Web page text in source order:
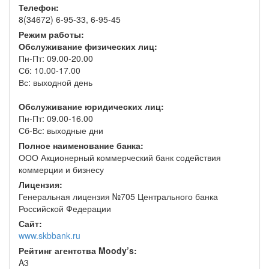
Телефон:
8(34672) 6-95-33, 6-95-45
Режим работы:
Обслуживание физических лиц:
Пн-Пт: 09.00-20.00
Сб: 10.00-17.00
Вс: выходной день
Обслуживание юридических лиц:
Пн-Пт: 09.00-16.00
Сб-Вс: выходные дни
Полное наименование банка:
ООО Акционерный коммерческий банк содействия
коммерции и бизнесу
Лицензия:
Генеральная лицензия №705 Центрального банка
Российской Федерации
Сайт:
www.skbbank.ru
Рейтинг агентства Moody’s:
A3